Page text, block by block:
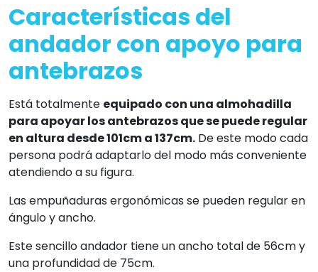
Características del
andador con apoyo para
antebrazos
Está totalmente equipado con una almohadilla
para apoyar los antebrazos que se puede regular
en altura desde 101cm a 137cm. De este modo cada
persona podrá adaptarlo del modo más conveniente
atendiendo a su figura.
Las empuñaduras ergonómicas se pueden regular en
ángulo y ancho.
Este sencillo andador tiene un ancho total de 56cm y
una profundidad de 75cm.